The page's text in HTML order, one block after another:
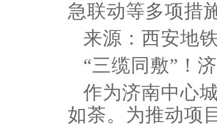
急联动等多项措
来源：西安地
“三缆同敷”！
作为济南中心
如荼。为推动项